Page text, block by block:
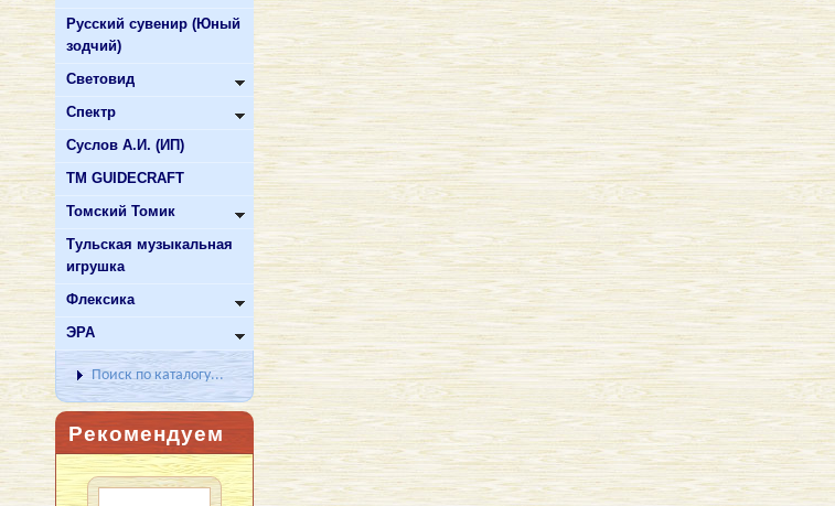
Русский сувенир (Юный
зодчий)
Световид
Спектр
Суслов А.И. (ИП)
ТМ GUIDECRAFT
Томский Томик
Тульская музыкальная
игрушка
Флексика
ЭРА
Поиск по каталогу...
Рекомендуем